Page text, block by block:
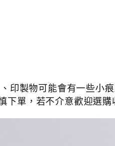
印製物可能會有一些小
下單，若不介意歡迎選購